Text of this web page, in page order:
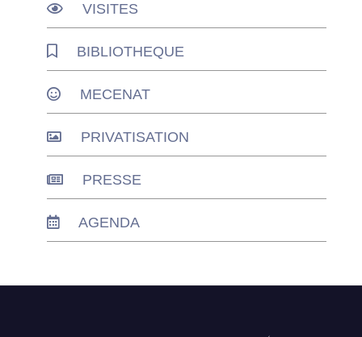
VISITES
BIBLIOTHEQUE
MECENAT
PRIVATISATION
PRESSE
AGENDA